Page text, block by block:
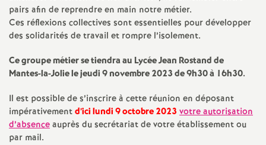
l
d
e
s
pairs afin de reprendre en main notre métier.
Ces réflexions collectives sont essentielles pour développer
des solidarités de travail et rompre l’isolement.
Ce groupe métier se tiendra au Lycée Jean Rostand de
Mantes-la-Jolie le jeudi 9 novembre 2023 de 9h30 à 16h30.
Il est possible de s’inscrire à cette réunion en déposant
impérativementd’ici lundi 9 octobre 2023votre autorisation
d’absenceauprès du secrétariat de votre établissement ou
par mail.